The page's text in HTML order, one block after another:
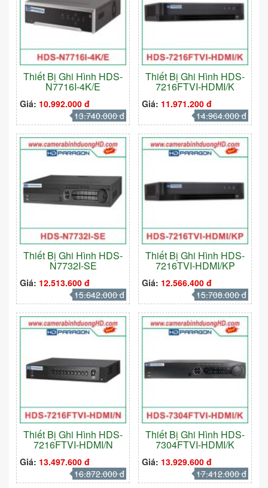
Thiết Bị Ghi Hình HDS-
N7716I-4K/E
Giá: 10.992.000 đ
13.740.000 đ
Thiết Bị Ghi Hình HDS-
7216FTVI-HDMI/K
Giá: 11.971.200 đ
14.964.000 đ
Thiết Bị Ghi Hình HDS-
N7732I-SE
Giá: 12.513.600 đ
15.642.000 đ
Thiết Bị Ghi Hình HDS-
7216TVI-HDMI/KP
Giá: 12.566.400 đ
15.708.000 đ
Thiết Bị Ghi Hình HDS-
7216FTVI-HDMI/N
Giá: 13.497.600 đ
16.872.000 đ
Thiết Bị Ghi Hình HDS-
7304FTVI-HDMI/K
Giá: 13.929.600 đ
17.412.000 đ